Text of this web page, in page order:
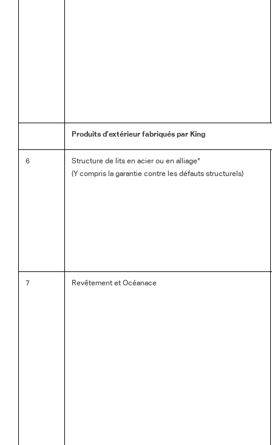
Produits d’extérieur fabriqués par King
6
Structure de lits en acier ou en alliage*
(Y compris la garantie contre les défauts structurels)
7 Revêtement et Océanace